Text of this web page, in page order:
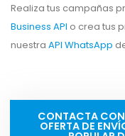
Realiza tus campañas
Business API o crea tus
nuestra API WhatsApp
CONTACTA CON
OFERTA DE